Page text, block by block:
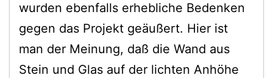
wurden ebenfalls erhebliche Bedenken
gegen das Projekt geäußert. Hier ist
man der Meinung, daß die Wand aus
Stein und Glas auf der lichten Anhöhe